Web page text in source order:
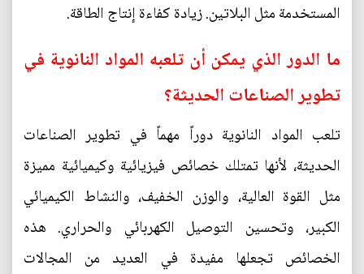
المستخدمة مثل البلاتين. زيادة كفاءة إنتاج الطاقة.
ما الدور الذي يمكن أن تلعبه المواد النانوية في
تطوير الصناعات الحديثة؟
تلعب المواد النانوية دوراً مهماً في تطوير الصناعات
الحديثة، لأنها تمتلك خصائص فيزيائية وكيميائية مميزة
مثل القوة العالية، والوزن الخفيف، والنشاط الكيميائي
الكبير، وتحسين التوصيل الكهربائي والحراري. هذه
الخصائص تجعلها مفيدة في العديد من المجالات